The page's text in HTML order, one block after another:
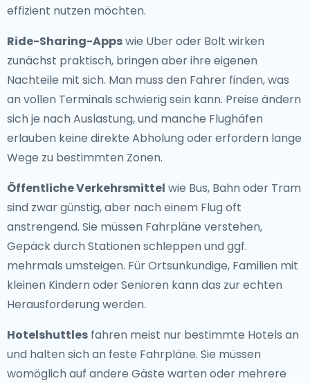
effizient nutzen möchten.
Ride-Sharing-Appswie Uber oder Bolt wirken
zunächst praktisch, bringen aber ihre eigenen
Nachteile mit sich. Man muss den Fahrer finden, was
an vollen Terminals schwierig sein kann. Preise ändern
sich je nach Auslastung, und manche Flughäfen
erlauben keine direkte Abholung oder erfordern lange
Wege zu bestimmten Zonen.
Öffentliche Verkehrsmittel wie Bus, Bahn oder Tram
sind zwar günstig, aber nach einem Flug oft
anstrengend. Sie müssen Fahrpläne verstehen,
Gepäck durch Stationen schleppen und ggf.
mehrmals umsteigen. Für Ortsunkundige, Familien mit
kleinen Kindern oder Senioren kann das zur echten
Herausforderung werden.
Hotelshuttles fahren meist nur bestimmte Hotels an
und halten sich an feste Fahrpläne. Sie müssen
womöglich auf andere Gäste warten oder mehrere